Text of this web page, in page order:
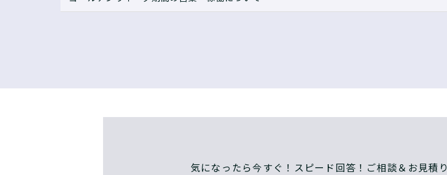
気になったら今すぐ！スピード回答！ご相談＆お見積り